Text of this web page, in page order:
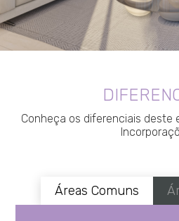
Conheça os diferenciais deste
Áreas Comuns